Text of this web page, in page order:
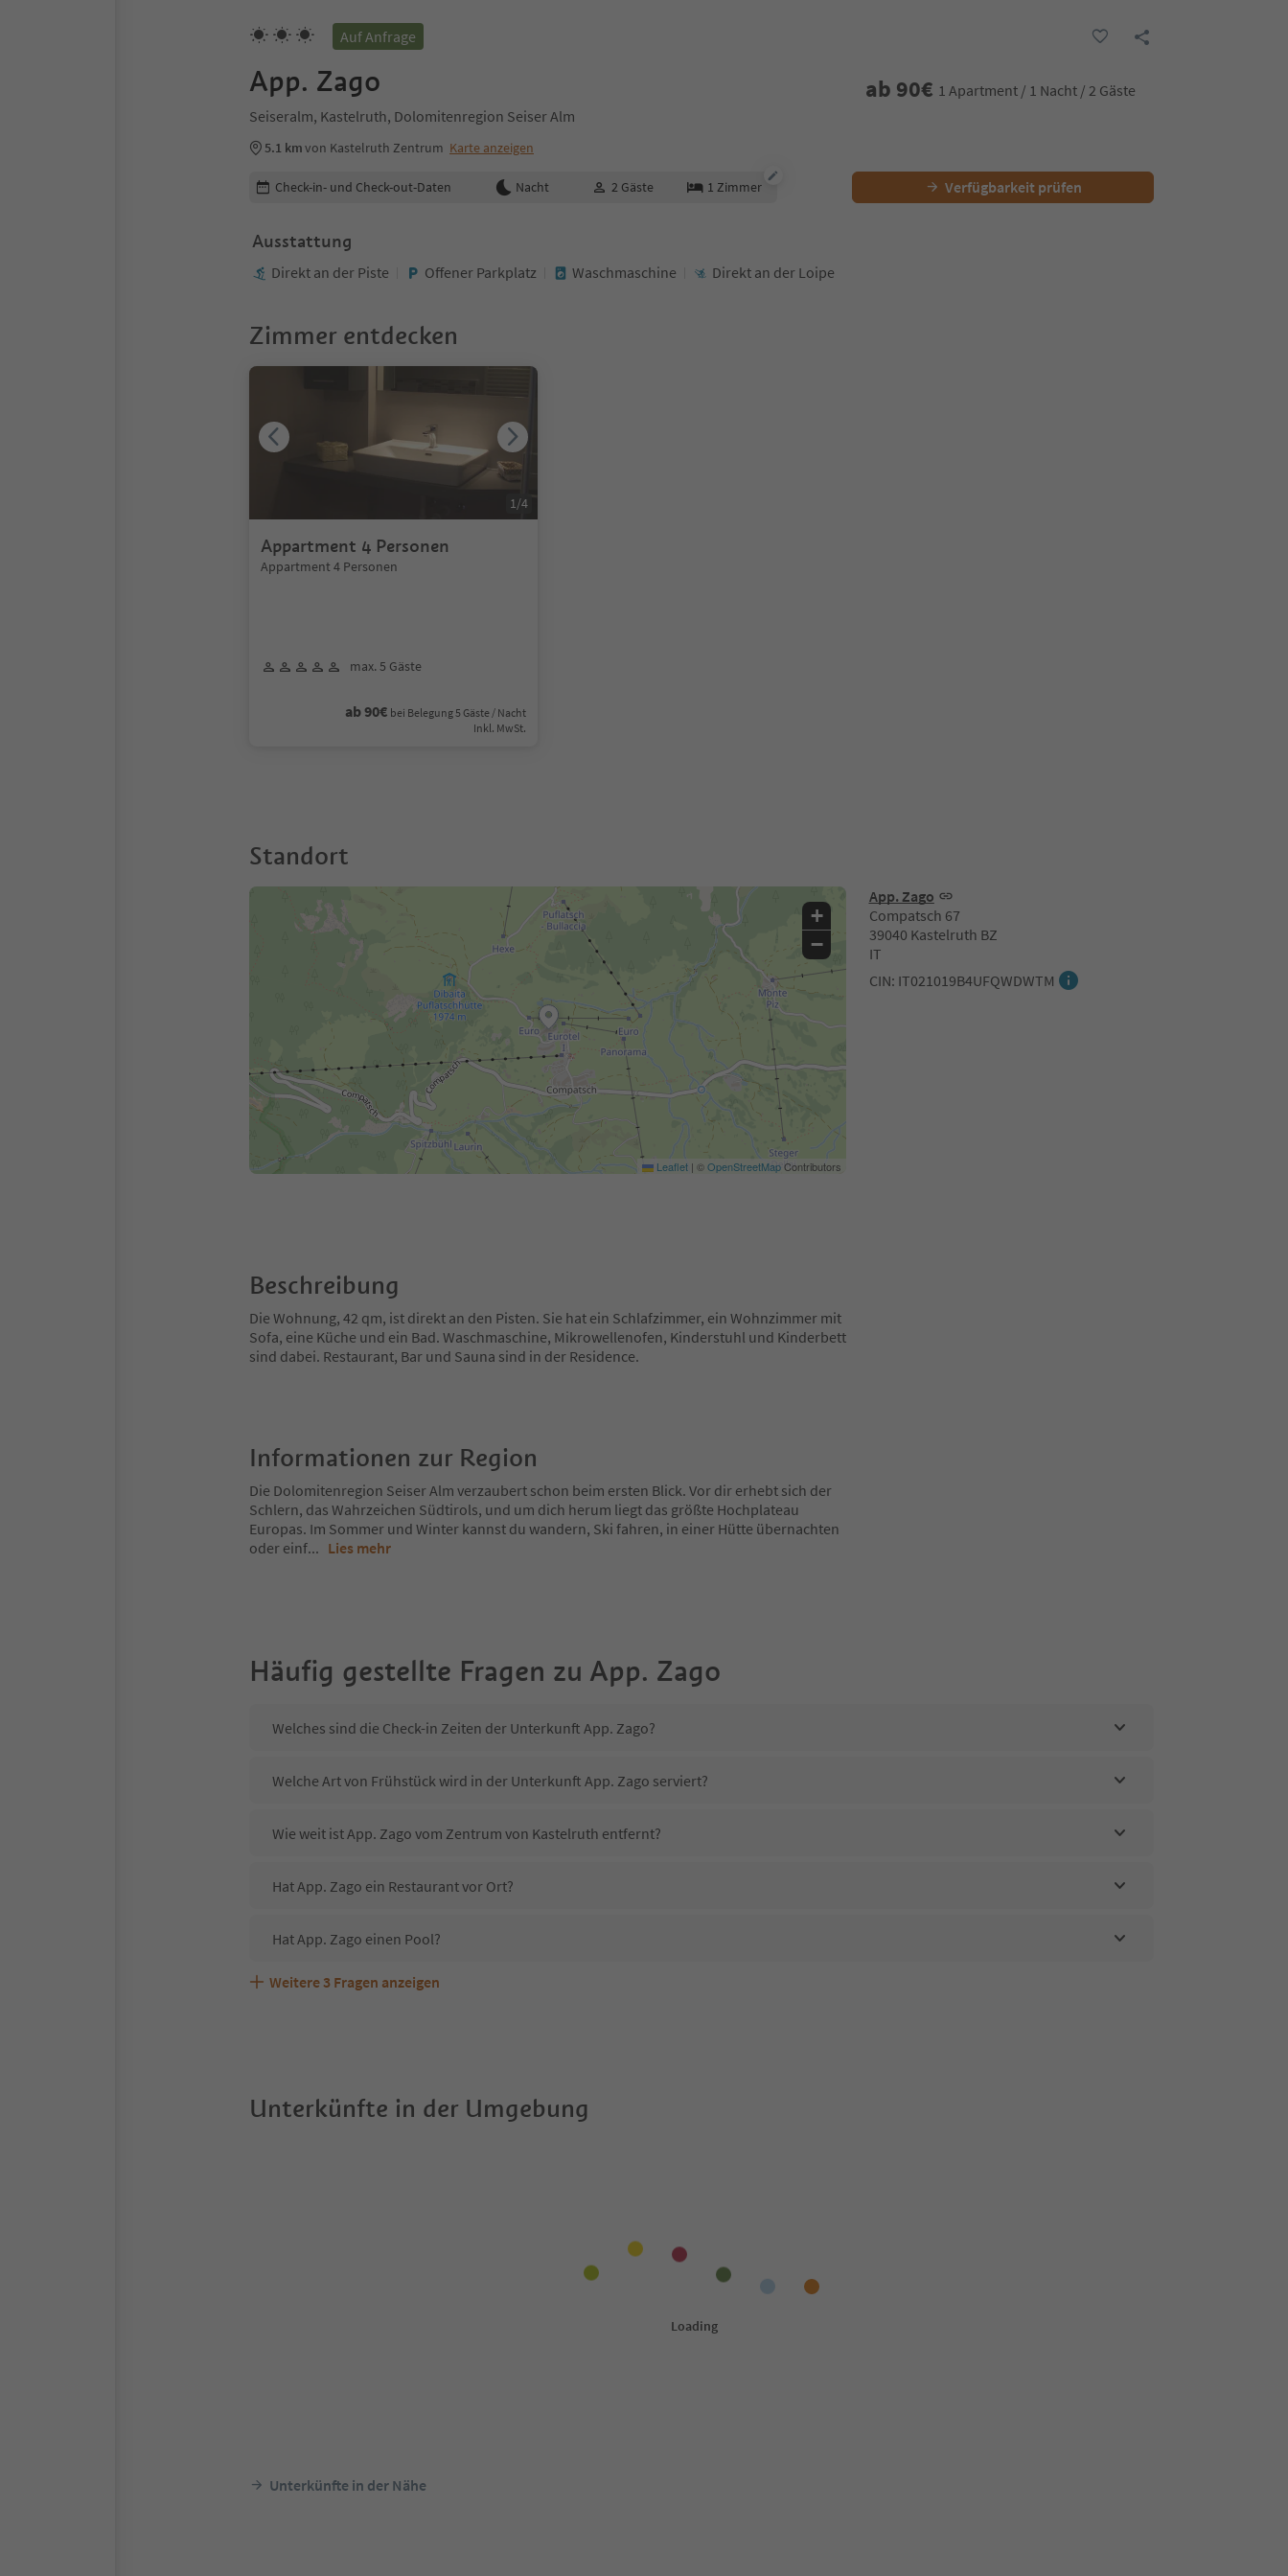
Auf Anfrage
App. Zago
Seiseralm, Kastelruth, Dolomitenregion Seiser Alm
5.1 kmvon Kastelruth Zentrum Karte anzeigen
ab 90€ 1 Apartment / 1 Nacht / 2 Gäste
Buchungsdetails bearbeiten
Check-in- und Check-out-Daten Nacht 2 Gäste 1 Zimmer Verfügbarkeit prüfen
Ausstattung
Direkt an der Piste Offener Parkplatz Waschmaschine Direkt an der Loipe
Zimmer entdecken
Appartment 4 Personen
Appartment 4 Personen
max. 5 Gäste
ab 90€ bei Belegung 5 Gäste / Nacht
Inkl. MwSt.
1/4
Standort
App. Zago
Compatsch 67
39040 Kastelruth BZ
IT
CIN: IT021019B4UFQWDWTM
+
−
Leaflet | ©OpenStreetMapContributors
Beschreibung
Die Wohnung, 42 qm, ist direkt an den Pisten. Sie hat ein Schlafzimmer, ein Wohnzimmer mit
Sofa, eine Küche und ein Bad. Waschmaschine, Mikrowellenofen, Kinderstuhl und Kinderbett
sind dabei. Restaurant, Bar und Sauna sind in der Residence.
Informationen zur Region
Die Dolomitenregion Seiser Alm verzaubert schon beim ersten Blick. Vor dir erhebt sich der
Schlern, das Wahrzeichen Südtirols, und um dich herum liegt das größte Hochplateau
Europas. Im Sommer und Winter kannst du wandern, Ski fahren, in einer Hütte übernachten
oder einf... Lies mehr
Häufig gestellte Fragen zu App. Zago
Welches sind die Check-in Zeiten der Unterkunft App. Zago?
Welche Art von Frühstück wird in der Unterkunft App. Zago serviert?
Wie weit ist App. Zago vom Zentrum von Kastelruth entfernt?
Hat App. Zago ein Restaurant vor Ort?
Hat App. Zago einen Pool?
Sind Haustiere in der Unterkunft App. Zago erlaubt?
Welche Services bietet App. Zago?
Weitere 3 Fragen anzeigen
Unterkünfte in der Umgebung
Unterkünfte in der Nähe